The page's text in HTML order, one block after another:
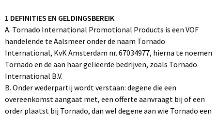
Lampen en Gereedschap
Levensmiddelen
Paraplu's
Persoonlijke verzorging
Kledingaccessoires
Peuters en Baby's
Polo's
Regenkleding
Koffers en Trolleys
Laptop en Tablet tassen
Opvouwbare tassen
Papieren tassen
1 DEFINITIES EN GELDINGSBEREIK
A. Tornado International Promotional Products is een VOF
handelende te Aalsmeer onder de naam Tornado
International, KvK Amsterdam nr. 67034977, hierna te noemen
Tornado en de aan haar gelieerde bedrijven, zoals Tornado
International B.V.
B. Onder wederpartij wordt verstaan: degene die een
overeenkomst aangaat met, een offerte aanvraagt bij of een
order plaatst bij Tornado, dan wel degene aan wie Tornado een